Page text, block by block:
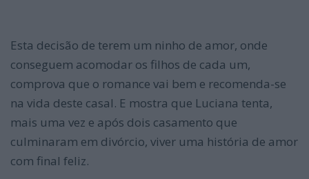
Esta decisão de terem um ninho de amor, onde
conseguem acomodar os filhos de cada um,
comprova que o romance vai bem e recomenda-se
na vida deste casal. E mostra que Luciana tenta,
mais uma vez e após dois casamento que
culminaram em divórcio, viver uma história de amor
com final feliz.